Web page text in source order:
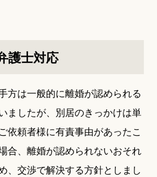
護士対応
方は一般的に離婚が認められる
ましたが、別居のきっかけは単
依頼者様に有責事由があったこ
合、離婚が認められないおそれ
、交渉で解決する方針としまし